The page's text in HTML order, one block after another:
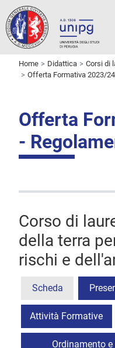
Home Didattica Corsi di
Offerta Formativa 2023/24
Offerta
-
Corso di
della terra
rischi e
Scheda
Attività Formative
Ordinamento